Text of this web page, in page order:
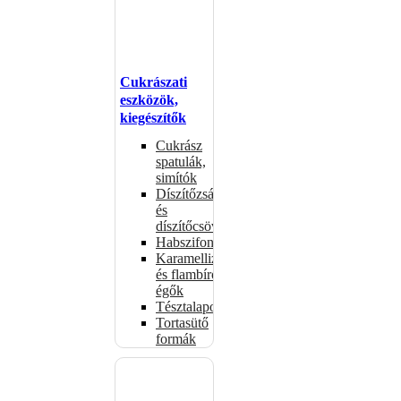
Cukrászati
eszközök,
kiegészítők
Cukrász
spatulák,
simítók
Díszítőzsákok
és
díszítőcsövek
Habszifonok
Karamellizáló
és flambírozó
égők
Tésztalapok
Tortasütő
formák